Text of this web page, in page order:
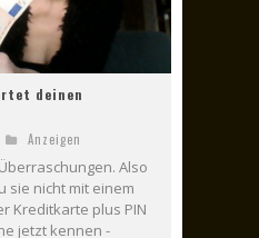
deinen
Anzeigen
Also
sie nicht mit einem
Kreditkarte plus PIN
jetzt kennen -